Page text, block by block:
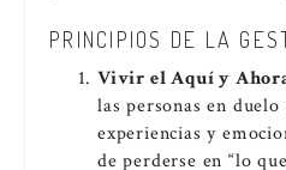
PRINCIPIOS DE LA
Vivir el Aquí y
las personas en
experiencias y
de perderse en “lo